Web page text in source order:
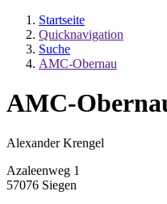
Startseite
Quicknavigation
Suche
AMC-Obernau
AMC-
Alexander Krengel
Azaleenweg 1
57076 Siegen